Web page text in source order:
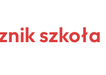
szkoła